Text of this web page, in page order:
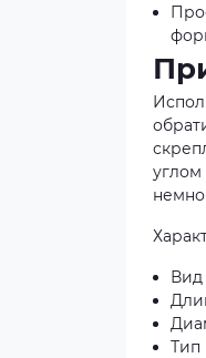
углом
Вид
Тип